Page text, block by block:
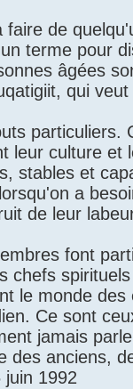
de
terme pour
âgées
qui
leur culture
stables et
a
de leur
font
chefs
le monde
Ce sont
jamais
anciens,
juin 1992